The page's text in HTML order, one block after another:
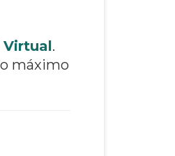
Virtual.
máximo